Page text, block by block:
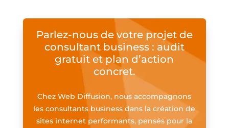
Parlez-nous de votre projet de
consultant business : audit
gratuit et plan d’action
concret.
Chez Web Diffusion, nous accompagnons
les consultants business dans la création de
sites internet performants, pensés pour la